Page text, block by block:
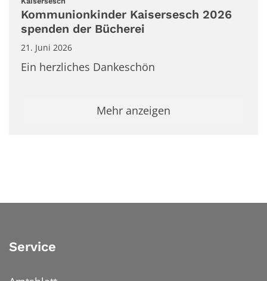
Kommunionkinder Kaisersesch 2026
spenden der Bücherei
21. Juni 2026
Ein herzliches Dankeschön
Mehr anzeigen
Service